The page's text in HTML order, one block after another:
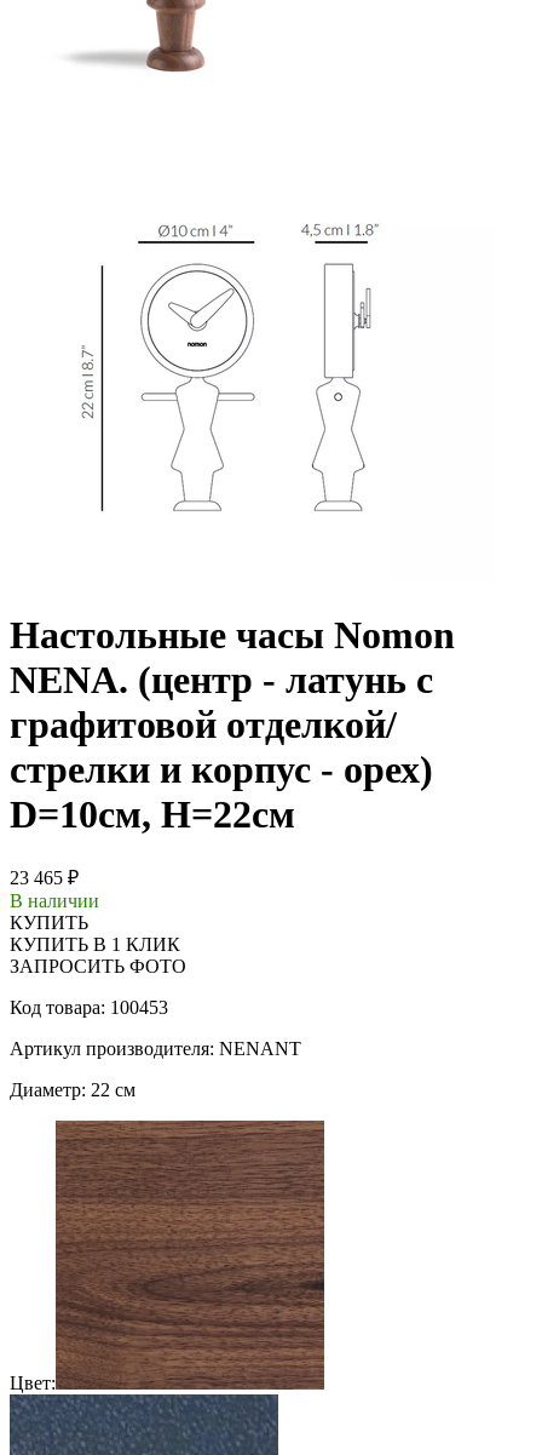
Настольные часы Nomon
NENA. (центр - латунь с
графитовой отделкой/
стрелки и корпус - орех)
D=10см, H=22см
23 465 ₽
В наличии
КУПИТЬ
КУПИТЬ В 1 КЛИК
ЗАПРОСИТЬ ФОТО
Код товара: 100453
Артикул производителя: NENANT
Диаметр: 22 см
Цвет: